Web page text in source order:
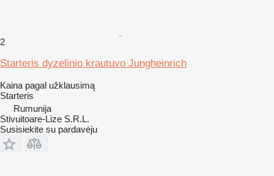
2
Starteris dyzelinio krautuvo Jungheinrich
Kaina pagal užklausimą
Starteris
Rumunija
Stivuitoare-Lize S.R.L.
Susisiekite su pardavėju